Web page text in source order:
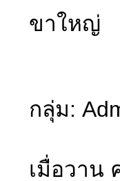
ขาใหญ่
กลุ่ม:
เมื่อวาน